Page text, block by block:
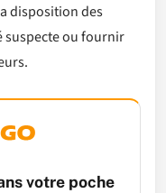
disposition des
suspecte ou fournir
votre poche